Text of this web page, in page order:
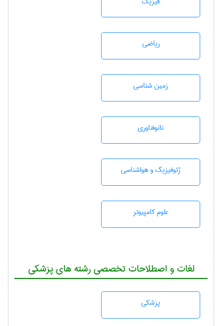
رياضی
زمين شناسی
نانوفناوری
ژئوفيزيك و هواشناسی
علوم کامپیوتر
لغات و اصطلاحات تخصصی رشته های پزشکی
پزشكی